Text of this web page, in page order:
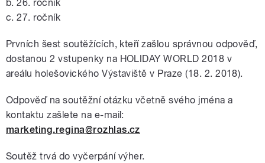
b. 26. ročník
c. 27. ročník
Prvních šest soutěžících, kteří zašlou správnou odpověď,
dostanou 2 vstupenky na HOLIDAY WORLD 2018 v
areálu holešovického Výstaviště v Praze (18. 2. 2018).
Odpověď na soutěžní otázku včetně svého jména a
kontaktu zašlete na e-mail:
marketing.regina@rozhlas.cz
Soutěž trvá do vyčerpání výher.